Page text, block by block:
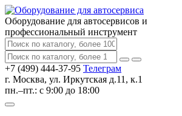
Оборудование для автосервисов и
профессиональный инструмент
+7 (499) 444-37-95 Телеграм
г. Москва, ул. Иркутская д.11, к.1
пн.–пт.: с 9:00 до 18:00